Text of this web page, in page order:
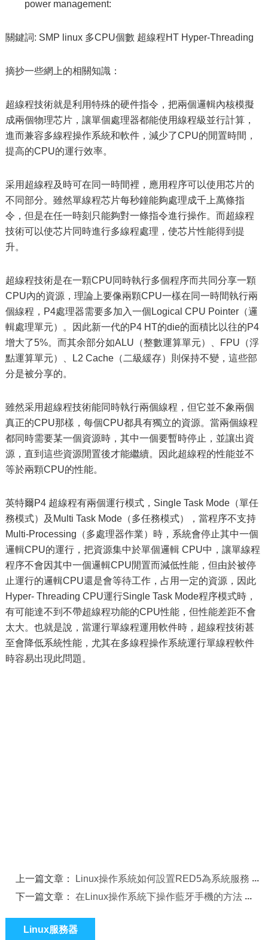
power management:
關鍵詞: SMP linux 多CPU個數 超線程HT Hyper-Threading
摘抄一些網上的相關知識：
超線程技術就是利用特殊的硬件指令，把兩個邏輯內核模擬
成兩個物理芯片，讓單個處理器都能使用線程級並行計算，
進而兼容多線程操作系統和軟件，減少了CPU的閒置時間，
提高的CPU的運行效率。
采用超線程及時可在同一時間裡，應用程序可以使用芯片的
不同部分。雖然單線程芯片每秒鐘能夠處理成千上萬條指
令，但是在任一時刻只能夠對一條指令進行操作。而超線程
技術可以使芯片同時進行多線程處理，使芯片性能得到提
升。
超線程技術是在一顆CPU同時執行多個程序而共同分享一顆
CPU內的資源，理論上要像兩顆CPU一樣在同一時間執行兩
個線程，P4處理器需要多加入一個Logical CPU Pointer（邏
輯處理單元）。因此新一代的P4 HT的die的面積比以往的P4
增大了5%。而其余部分如ALU（整數運算單元）、FPU（浮
點運算單元）、L2 Cache（二級緩存）則保持不變，這些部
分是被分享的。
雖然采用超線程技術能同時執行兩個線程，但它並不象兩個
真正的CPU那樣，每個CPU都具有獨立的資源。當兩個線程
都同時需要某一個資源時，其中一個要暫時停止，並讓出資
源，直到這些資源閒置後才能繼續。因此超線程的性能並不
等於兩顆CPU的性能。
英特爾P4 超線程有兩個運行模式，Single Task Mode（單任
務模式）及Multi Task Mode（多任務模式），當程序不支持
Multi-Processing（多處理器作業）時，系統會停止其中一個
邏輯CPU的運行，把資源集中於單個邏輯 CPU中，讓單線程
程序不會因其中一個邏輯CPU閒置而減低性能，但由於被停
止運行的邏輯CPU還是會等待工作，占用一定的資源，因此
Hyper- Threading CPU運行Single Task Mode程序模式時，
有可能達不到不帶超線程功能的CPU性能，但性能差距不會
太大。也就是說，當運行單線程運用軟件時，超線程技術甚
至會降低系統性能，尤其在多線程操作系統運行單線程軟件
時容易出現此問題。
上一篇文章：
Linux操作系統如何設置RED5為系統服務
下一篇文章：在Linux操作系統下操作藍牙手機的方法
Linux服務器